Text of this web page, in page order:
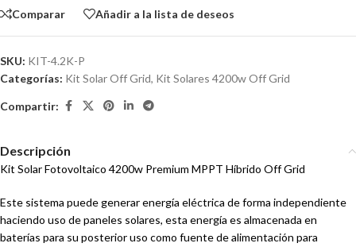
Comparar Añadir a la lista de deseos
SKU: KIT-4.2K-P
Categorías: Kit Solar Off Grid, Kit Solares 4200w Off Grid
Compartir:
Descripción
Kit Solar Fotovoltaico 4200w Premium MPPT Híbrido Off Grid
Este sistema puede generar energía eléctrica de forma independiente
haciendo uso de paneles solares, esta energía es almacenada en
baterías para su posterior uso como fuente de alimentación para